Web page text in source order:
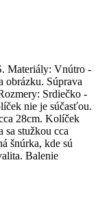
Materiály: Vnútro -
obrázku. Súprava
Srdiečko -
nie je súčasťou.
28cm. Kolíček
sa stužkou cca
šnúrka, kde sú
Balenie